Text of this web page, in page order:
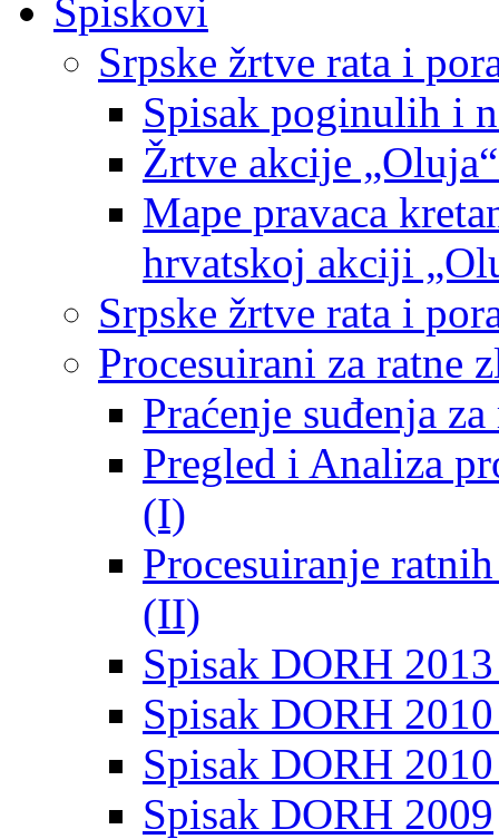
Spiskovi
Srpske žrtve rata i
Spisak poginulih i
Žrtve akcije
Mape pravaca
hrvatskoj akciji
Srpske žrtve rata i
Procesuirani za ratne
Praćenje suđenja
Pregled i Analiza
(I)
Procesuiranje
(II)
Spisak DORH
Spisak DORH
Spisak DORH
Spisak DORH 2009